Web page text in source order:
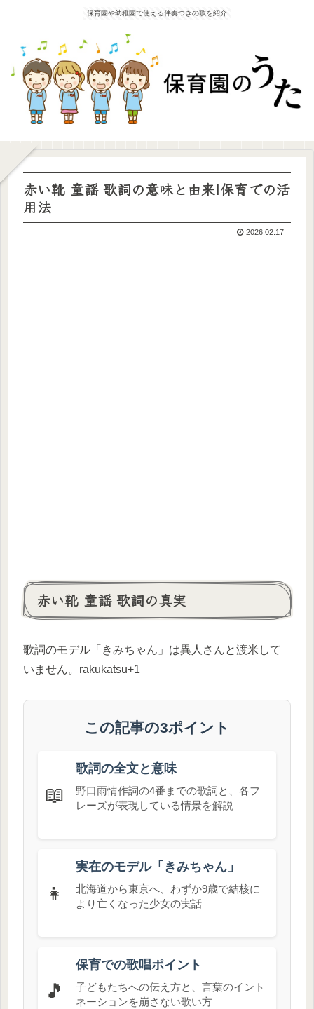
保育園や幼稚園で使える伴奏つきの歌を紹介
赤い靴 童謡 歌詞の意味と由来|保育での活
用法
2026.02.17
赤い靴 童謡 歌詞の真実
歌詞のモデル「きみちゃん」は異人さんと渡米して
いません。rakukatsu+1
この記事の3ポイント
📖
歌詞の全文と意味
野口雨情作詞の4番までの歌詞と、各フ
レーズが表現している情景を解説
👧
実在のモデル「きみちゃん」
北海道から東京へ、わずか9歳で結核に
より亡くなった少女の実話
🎵
保育での歌唱ポイント
子どもたちへの伝え方と、言葉のイント
ネーションを崩さない歌い方